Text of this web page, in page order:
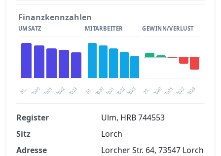
Finanzkennzahlen
UMSATZ
20… 2021 2023
2020 2022
MITARBEITER
20… 2021 2023
2020 2022
GEWINN/VERLUST
20… 2021 2023
2020 2022
Finanzkennzahlen nach kostenloser
Registrierung verfügbar
Register
Ulm, HRB 744553
Sitz
Lorch
Adresse
Lorcher Str. 64, 73547 Lorch